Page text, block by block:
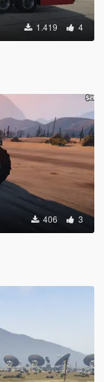
1.419 4
406 3